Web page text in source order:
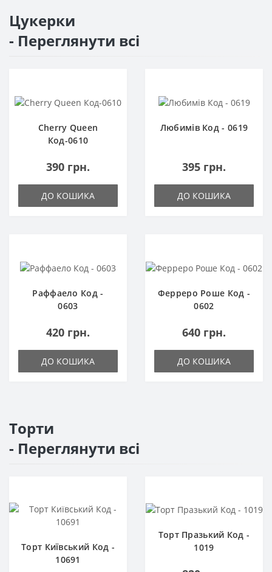
Цукерки
- Переглянути всі
Cherry Queen
Код-0610
390 грн.
ДО КОШИКА
Любимів Код - 0619
395 грн.
ДО КОШИКА
Раффаело Код -
0603
420 грн.
ДО КОШИКА
Ферреро Роше Код -
0602
640 грн.
ДО КОШИКА
Торти
- Переглянути всі
Торт Київський Код -
10691
Торт Празький Код -
1019